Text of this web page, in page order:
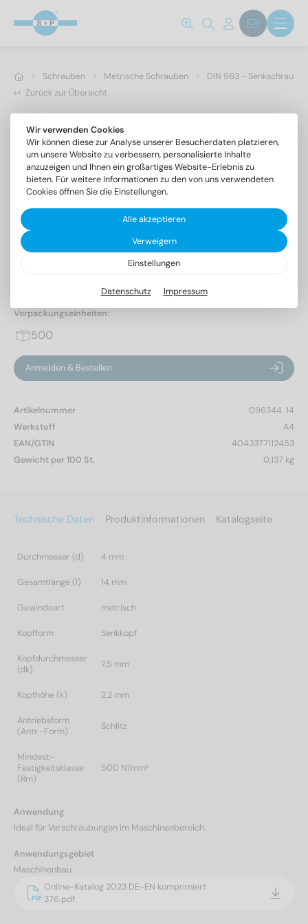
Schrauben Metrische Schrauben
DIN 963 -
Zurück zur Übersicht
DIN 963 A4 M 4X14
Senkschrauben mit Schlitz
Verpackungseinheiten:
500
Anmelden & Bestellen
Artikelnummer
096344  14
Werkstoff
A4
EAN/GTIN
4043377112453
Gewicht per 100 St.
0,137 kg
Technische Daten Produktinformationen Katalogseite
Durchmesser (d) 4 mm
Gesamtlänge (l) 14 mm
Gewindeart metrisch
Kopfform Senkkopf
Kopfdurchmesser
(dk)
7,5 mm
Kopfhöhe (k) 2,2 mm
Antriebsform
(Antr.-Form)
Schlitz
Mindest-
Festigkeitsklasse
(Rm)
500 N/mm²
Anwendung
Ideal für Verschraubungen im Maschinenbereich.
Anwendungsgebiet
Maschinenbau
Online-Katalog 2023 DE-EN komprimiert
376.pdf
Wir verwenden Cookies
Wir können diese zur Analyse unserer Besucherdaten platzieren,
um unsere Website zu verbessern, personalisierte Inhalte
anzuzeigen und Ihnen ein großartiges Website-Erlebnis zu
bieten. Für weitere Informationen zu den von uns verwendeten
Cookies öffnen Sie die Einstellungen.
Alle akzeptieren
Verweigern
Einstellungen
Datenschutz Impressum